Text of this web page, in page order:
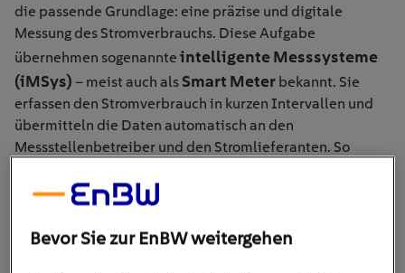
die passende Grundlage: eine präzise und digitale
Messung des Stromverbrauchs. Diese Aufgabe
übernehmen sogenannte intelligente Messsysteme
(iMSys) – meist auch als Smart Meter bekannt. Sie
erfassen den Stromverbrauch in kurzen Intervallen und
übermitteln die Daten automatisch an den
Messstellenbetreiber und den Stromlieferanten. So
Transparenz schafft und intelligente Tarife überhaupt
erst möglich macht.
Bevor Sie zur EnBW weitergehen